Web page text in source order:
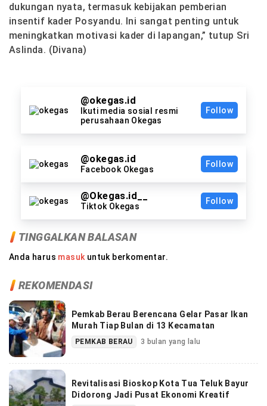
dukungan nyata, termasuk kebijakan pemberian
insentif kader Posyandu. Ini sangat penting untuk
meningkatkan motivasi kader di lapangan,” tutup Sri
Aslinda. (Divana)
@okegas.id
Ikuti media sosial resmi
perusahaan Okegas
Follow
@okegas.id
Facebook Okegas
Follow
@Okegas.id__
Tiktok Okegas
Follow
TINGGALKAN BALASAN
Anda harus masuk untuk berkomentar.
REKOMENDASI
Pemkab Berau Berencana Gelar Pasar Ikan
Murah Tiap Bulan di 13 Kecamatan
PEMKAB BERAU 3 bulan yang lalu
Revitalisasi Bioskop Kota Tua Teluk Bayur
Didorong Jadi Pusat Ekonomi Kreatif